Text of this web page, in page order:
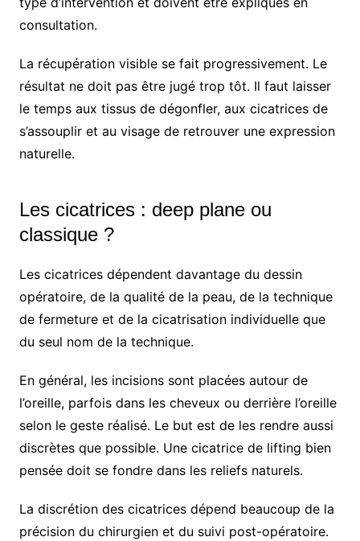
consultation.
La récupération visible se fait progressivement. Le
résultat ne doit pas être jugé trop tôt. Il faut laisser
le temps aux tissus de dégonfler, aux cicatrices de
s’assouplir et au visage de retrouver une expression
naturelle.
Les cicatrices : deep plane ou
classique ?
Les cicatrices dépendent davantage du dessin
opératoire, de la qualité de la peau, de la technique
de fermeture et de la cicatrisation individuelle que
du seul nom de la technique.
En général, les incisions sont placées autour de
l’oreille, parfois dans les cheveux ou derrière l’oreille
selon le geste réalisé. Le but est de les rendre aussi
discrètes que possible. Une cicatrice de lifting bien
pensée doit se fondre dans les reliefs naturels.
La discrétion des cicatrices dépend beaucoup de la
précision du chirurgien et du suivi post-opératoire.